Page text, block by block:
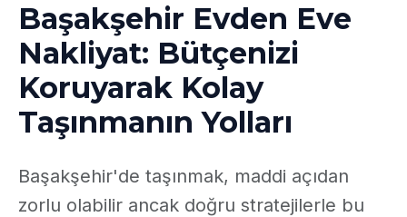
Başakşehir Evden Eve
Nakliyat: Bütçenizi
Koruyarak Kolay
Taşınmanın Yolları
Başakşehir'de taşınmak, maddi açıdan
zorlu olabilir ancak doğru stratejilerle bu